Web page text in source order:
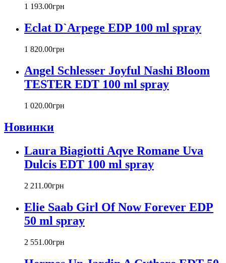
Calvin Klein
Carla Fracci
Carolina Herrera
Cartier
Chanel
Chevignon
Chopard
Christian Dior
Christian Lacroix
Christina Aguilera
Cindy Crawford
Clive Christian
CnR Create
Cofinluxe
Comme Des Garcons
Costume National
Couch
1 193.00грн
Eclat D`Arpege EDP 100 ml spray
1 820.00грн
Angel Schlesser Joyful Nashi Bloom
TESTER EDT 100 ml spray
1 020.00грн
Новинки
Laura Biagiotti Aqve Romane Uva
Dulcis EDT 100 ml spray
2 211 .00грн
Elie Saab Girl Of Now Forever EDP
50 ml spray
2 551 .00грн